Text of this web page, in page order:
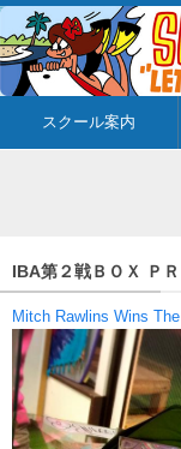
スクール案内
IBA第２戦ＢＯＸ Ｐ
Mitch Rawlins Wins